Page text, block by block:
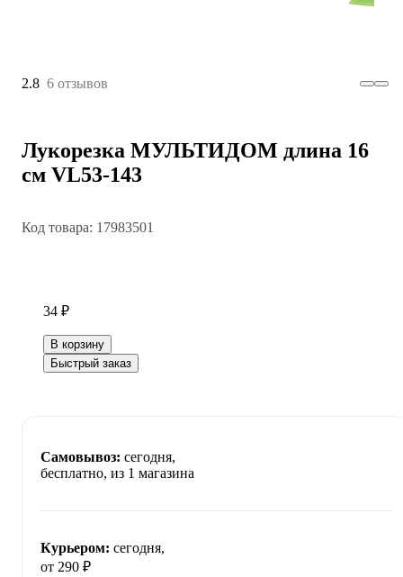
2.8 6 отзывов
Лукорезка МУЛЬТИДОМ длина 16
см VL53-143
Код товара: 17983501
34 ₽
В корзину
Быстрый заказ
Самовывоз: сегодня,
бесплатно, из 1 магазина
Курьером: сегодня,
от 290 ₽